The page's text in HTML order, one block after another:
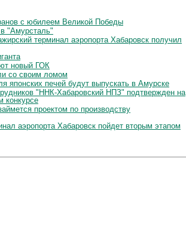
с юбилеем Великой Победы
"Амурсталь"
терминал аэропорта Хабаровск получил
новый ГОК
со своим ломом
японских печей будут выпускать в Амурске
"ННК-Хабаровский НПЗ" подтвержден на
конкурсе
проектом по производству
аэропорта Хабаровск пойдет вторым этапом